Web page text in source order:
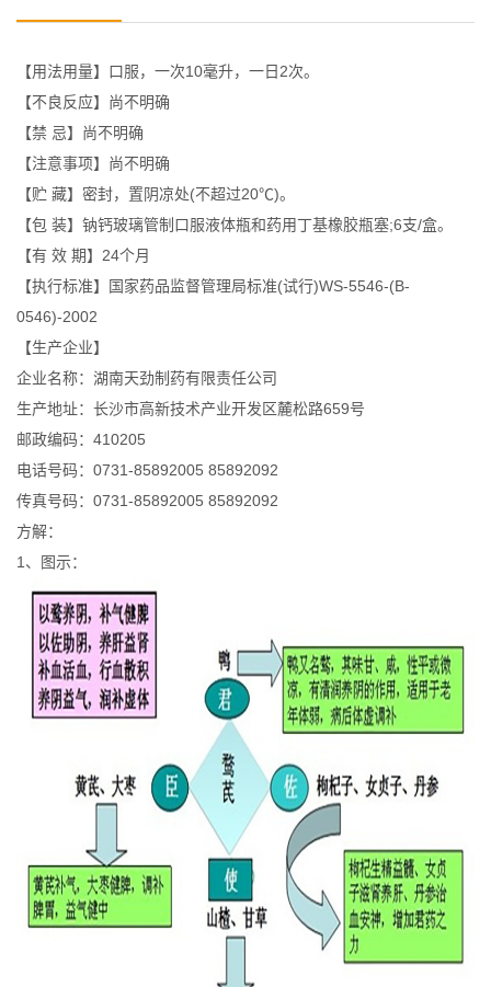
【用法用量】口服，一次10毫升，一日2次。
【不良反应】尚不明确
【禁 忌】尚不明确
【注意事项】尚不明确
【贮 藏】密封，置阴凉处(不超过20℃)。
【包 装】钠钙玻璃管制口服液体瓶和药用丁基橡胶瓶塞;6支/盒。
【有 效 期】24个月
【执行标准】国家药品监督管理局标准(试行)WS-5546-(B-
0546)-2002
【生产企业】
企业名称：湖南天劲制药有限责任公司
生产地址：长沙市高新技术产业开发区麓松路659号
邮政编码：410205
电话号码：0731-85892005 85892092
传真号码：0731-85892005 85892092
方解：
1、图示：